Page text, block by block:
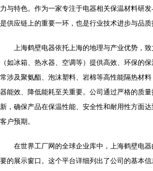
力与特色。作为一家专注于电器相关保温材料研
是供应链上的重要一环，也是行业技术进步与品质
上海鹤壁电器依托上海的地理与产业优势，
（如冰箱、热水器、空调等）提供高效、环保的
常涉及聚氨酯、泡沫塑料、岩棉等高性能隔热材
器能效、降低能耗至关重要。公司通过严格的质
新，确保产品在保温性能、安全性和耐用性方面
客户预期。
在世界工厂网的全球企业库中，上海鹤壁电
要的展示窗口。这个平台详细列出了公司的基本